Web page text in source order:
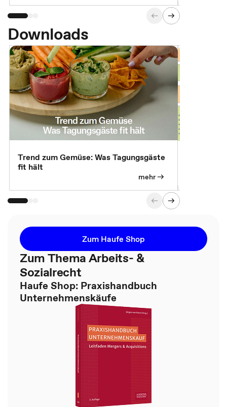
Downloads
Trend zum Gemüse: Was Tagungsgäste
fit hält
mehr
Zum Haufe Shop
Zum Thema Arbeits- &
Sozialrecht
Haufe Shop: Praxishandbuch
Unternehmenskäufe